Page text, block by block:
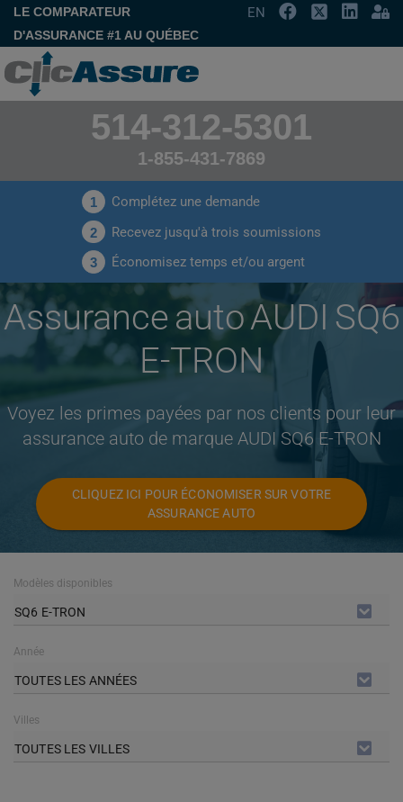
LE COMPARATEUR
D'ASSURANCE #1 AU QUÉBEC
EN
514-312-5301
1-855-431-7869
1 Complétez une demande
2 Recevez jusqu'à trois soumissions
3 Économisez temps et/ou argent
Assurance auto AUDI SQ6
E-TRON
Voyez les primes payées par nos clients pour leur
assurance auto de marque AUDI SQ6 E-TRON
CLIQUEZ ICI POUR ÉCONOMISER SUR VOTRE
ASSURANCE AUTO
Modèles disponibles
SQ6 E-TRON
Année
TOUTES LES ANNÉES
Villes
TOUTES LES VILLES